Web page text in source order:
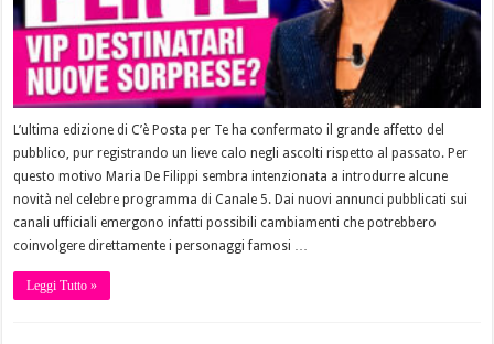
L’ultima edizione di C’è Posta per Te ha confermato il grande affetto del
pubblico, pur registrando un lieve calo negli ascolti rispetto al passato. Per
questo motivo Maria De Filippi sembra intenzionata a introdurre alcune
novità nel celebre programma di Canale 5. Dai nuovi annunci pubblicati sui
canali ufficiali emergono infatti possibili cambiamenti che potrebbero
coinvolgere direttamente i personaggi famosi …
Leggi Tutto »